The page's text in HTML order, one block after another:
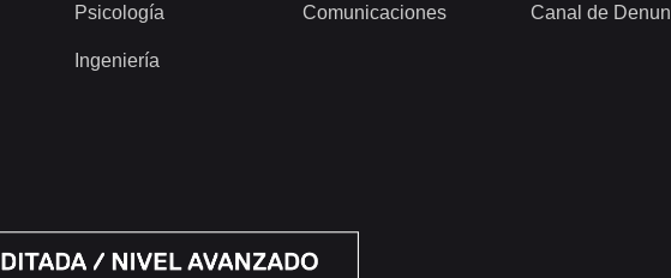
Psicología
Ingeniería
Comunicaciones Canal de